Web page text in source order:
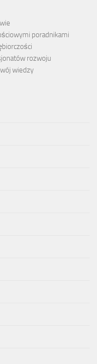
poradnikami
rozwoju
wiedzy